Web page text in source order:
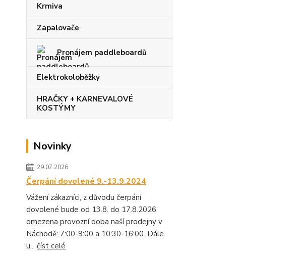
Krmiva
Zapalovače
Pronájem paddleboardů
Elektrokoloběžky
HRAČKY + KARNEVALOVÉ
KOSTÝMY
Novinky
29.07.2026
Čerpání dovolené 9.-13.9.2024
Vážení zákazníci, z důvodu čerpání
dovolené bude od 13.8. do 17.8.2026
omezena provozní doba naší prodejny v
Náchodě: 7:00-9:00 a 10:30-16:00. Dále
u... číst celé